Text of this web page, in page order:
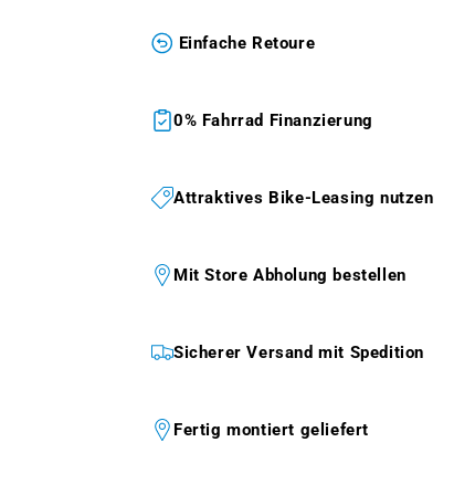
Einfache Retoure
0% Fahrrad Finanzierung
Attraktives Bike-Leasing nutzen
Mit Store Abholung bestellen
Sicherer Versand mit Spedition
Fertig montiert geliefert